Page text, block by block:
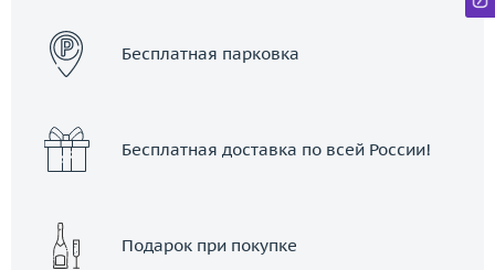
Бесплатная парковка
Бесплатная доставка по всей России!
Подарок при покупке